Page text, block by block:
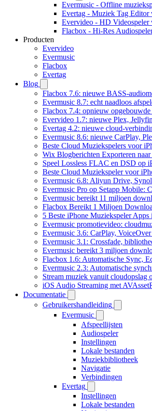
Evermusic - Offline
Evertag - Muziek Tag Editor
Evervideo - HD Videospeler
Flacbox - Hi-Res
Producten
Evervideo
Evermusic
Flacbox
Evertag
Blog
Flacbox 7.6: nieuwe BASS-
Evermusic 8.7: echt naadloos
Flacbox 7.4: opnieuw
Evervideo 1.7: nieuwe Plex,
Evertag 4.2: nieuwe cloud-
Evermusic 8.6: nieuwe CarPlay,
Beste Cloud Muziekspelers voor
Wix Blogberichten Exporteren
Speel Lossless FLAC en DSD op
Beste Cloud Muziekspeler voor
Evermusic 6.8: Aliyun Drive,
Evermusic Pro op Setapp Mobile:
Evermusic bereikt 11 miljoen
Flacbox Bereikt 1 Miljoen
5 Beste iPhone Muziekspeler Apps
Evermusic promotievideo:
Evermusic 3.6: CarPlay, VoiceOver
Evermusic 3.1: Crossfade,
Evermusic bereikt 3 miljoen
Flacbox 1.6: Automatische Sync,
Evermusic 2.3: Automatische
Stream muziek vanuit cloudopslag
iOS Audio Streaming met
Documentatie
Gebruikershandleiding
Evermusic
Afspeellijsten
Audiospeler
Instellingen
Lokale bestanden
Muziekbibliotheek
Navigatie
Verbindingen
Evertag
Instellingen
Lokale bestanden